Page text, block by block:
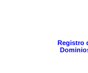
Registro